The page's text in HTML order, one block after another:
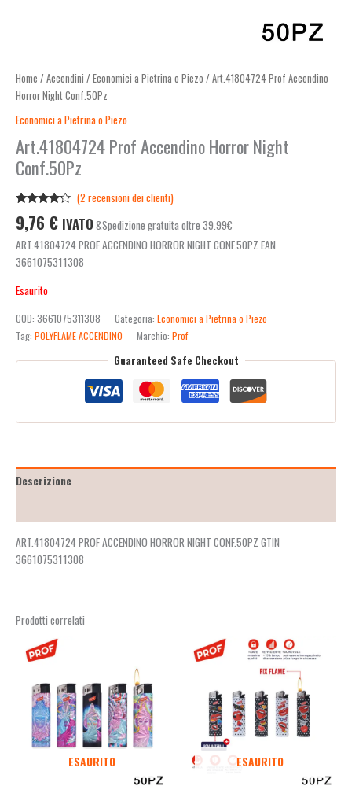
Home / Accendini / Economici a Pietrina o Piezo / Art.41804724 Prof Accendino
Horror Night Conf.50Pz
Economici a Pietrina o Piezo
Art.41804724 Prof Accendino Horror Night
Conf.50Pz
4.00 su
5 su
base di
(2 recensioni dei clienti)
9,76 € IVATO &Spedizione gratuita oltre 39.99€
ART.41804724 PROF ACCENDINO HORROR NIGHT CONF.50PZ EAN
3661075311308
Esaurito
COD: 3661075311308 Categoria: Economici a Pietrina o Piezo
Tag: POLYFLAME ACCENDINO Marchio: Prof
Guaranteed Safe Checkout
Descrizione
ART.41804724 PROF ACCENDINO HORROR NIGHT CONF.50PZ GTIN
3661075311308
Prodotti correlati
ESAURITO ESAURITO